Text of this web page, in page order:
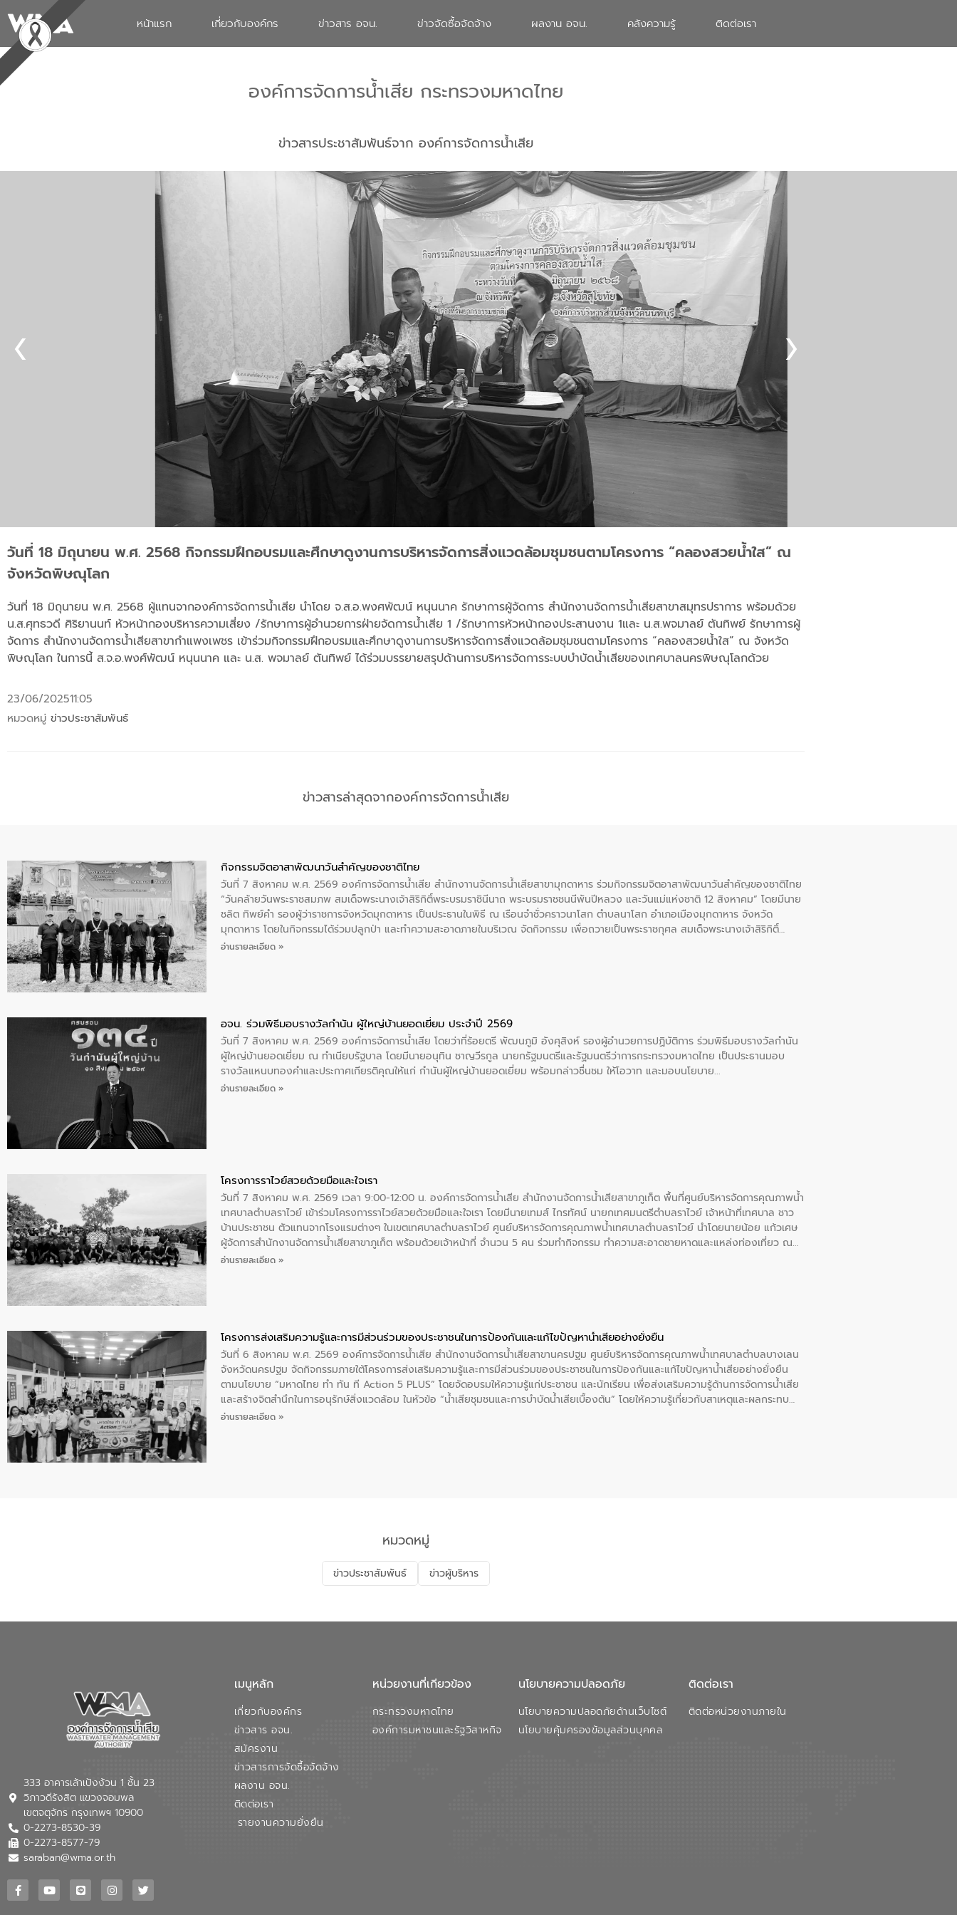
หน้าแรก เกี่ยวกับองค์กร ข่าวสาร อจน. ข่าวจัดซื้อจัดจ้าง ผลงาน อจน. คลังความรู้ ติดต่อเรา
องค์การจัดการน้ำเสีย กระทรวงมหาดไทย
ข่าวสารประชาสัมพันธ์จาก องค์การจัดการน้ำเสีย
วันที่ 18 มิถุนายน พ.ศ. 2568 กิจกรรมฝึกอบรมและศึกษาดูงานการบริหารจัดการสิ่งแวดล้อมชุมชนตามโครงการ “คลองสวยน้ำใส” ณ
จังหวัดพิษณุโลก
วันที่ 18 มิถุนายน พ.ศ. 2568 ผู้แทนจากองค์การจัดการน้ำเสีย นำโดย จ.ส.อ.พงศพัฒน์ หนุนนาค รักษาการผู้จัดการ สำนักงานจัดการน้ำเสียสาขาสมุทรปราการ พร้อมด้วย
น.ส.ศุทธวดี ศิริยานนท์ หัวหน้ากองบริหารความเสี่ยง /รักษาการผู้อำนวยการฝ่ายจัดการน้ำเสีย 1 /รักษาการหัวหน้ากองประสานงาน 1และ น.ส.พจมาลย์ ตันทิพย์ รักษาการผู้
จัดการ สำนักงานจัดการน้ำเสียสาขากำแพงเพชร เข้าร่วมกิจกรรมฝึกอบรมและศึกษาดูงานการบริหารจัดการสิ่งแวดล้อมชุมชนตามโครงการ “คลองสวยน้ำใส” ณ จังหวัด
พิษณุโลก ในการนี้ ส.จ.อ.พงศ์พัฒน์ หนุนนาค และ น.ส. พจมาลย์ ตันทิพย์ ได้ร่วมบรรยายสรุปด้านการบริหารจัดการระบบบำบัดน้ำเสียของเทศบาลนครพิษณุโลกด้วย
23/06/202511:05
หมวดหมู่ ข่าวประชาสัมพันธ์
ข่าวสารล่าสุดจากองค์การจัดการน้ำเสีย
กิจกรรมจิตอาสาพัฒนาวันสําคัญของชาติไทย
วันที่ 7 สิงหาคม พ.ศ. 2569 องค์การจัดการน้ำเสีย สำนักงาานจัดการน้ำเสียสาขามุกดาหาร ร่วมกิจกรรมจิตอาสาพัฒนาวันสําคัญของชาติไทย
“วันคล้ายวันพระราชสมภพ สมเด็จพระนางเจ้าสิริกิติ์พระบรมราชินีนาถ พระบรมราชชนนีพันปีหลวง และวันแม่แห่งชาติ 12 สิงหาคม” โดยมีนาย
ชลิต ทิพย์คำ รองผู้ว่าราชการจังหวัดมุกดาหาร เป็นประธานในพิธี ณ เรือนจําชั่วคราวนาโสก ตําบลนาโสก อําเภอเมืองมุกดาหาร จังหวัด
มุกดาหาร โดยในกิจกรรมได้ร่วมปลูกป่า และทําความสะอาดภายในบริเวณ จัดกิจกรรม เพื่อถวายเป็นพระราชกุศล สมเด็จพระนางเจ้าสิริกิติ์
พระบรมราชินีนาถ พระบรมราชชนนีพันปีหลวง พร้อมถวายสัจปฏิญาณ ทำความดีด้วยหัวใจ
อ่านรายละเอียด »
อจน. ร่วมพิธีมอบรางวัลกำนัน ผู้ใหญ่บ้านยอดเยี่ยม ประจำปี 2569
วันที่ 7 สิงหาคม พ.ศ. 2569 องค์การจัดการน้ำเสีย โดยว่าที่ร้อยตรี พัฒนภูมิ อังศุสิงห์ รองผู้อำนวยการปฏิบัติการ ร่วมพิธีมอบรางวัลกำนัน
ผู้ใหญ่บ้านยอดเยี่ยม ณ ทำเนียบรัฐบาล โดยมีนายอนุทิน ชาญวีรกูล นายกรัฐมนตรีและรัฐมนตรีว่าการกระทรวงมหาดไทย เป็นประธานมอบ
รางวัลแหนบทองคำและประกาศเกียรติคุณให้แก่ กำนันผู้ใหญ่บ้านยอดเยี่ยม พร้อมกล่าวชื่นชม ให้โอวาท และมอบนโยบาย
อ่านรายละเอียด »
โครงการราไวย์สวยด้วยมือและใจเรา
วันที่ 7 สิงหาคม พ.ศ. 2569 เวลา 9:00-12:00 น. องค์การจัดการน้ำเสีย สำนักงานจัดการน้ำเสียสาขาภูเก็ต พื้นที่ศูนย์บริหารจัดการคุณภาพน้ำ
เทศบาลตำบลราไวย์ เข้าร่วมโครงการราไวย์สวยด้วยมือและใจเรา โดยมีนายเทมส์ ไกรทัศน์ นายกเทศมนตรีตำบลราไวย์ เจ้าหน้าที่เทศบาล ชาว
บ้านประชาชน ตัวแทนจากโรงแรมต่างๆ ในเขตเทศบาลตำบลราไวย์ ศูนย์บริหารจัดการคุณภาพน้ำเทศบาลตำบลราไวย์ นำโดยนายน้อย แก้วเศษ
ผู้จัดการสำนักงานจัดการน้ำเสียสาขาภูเก็ต พร้อมด้วยเจ้าหน้าที่ จำนวน 5 คน ร่วมทำกิจกรรม ทำความสะอาดชายหาดและแหล่งท่องเที่ยว ณ
บริเวณแหลมพรหมเทพ หมู่ที่ 6 ตำบลราไวย์ อำเภอเมือง จังหวัดภูเก็ต
อ่านรายละเอียด »
โครงการส่งเสริมความรู้และการมีส่วนร่วมของประชาชนในการป้องกันและแก้ไขปัญหาน้ำเสียอย่างยั่งยืน
วันที่ 6 สิงหาคม พ.ศ. 2569 องค์การจัดการน้ำเสีย สำนักงานจัดการน้ำเสียสาขานครปฐม ศูนย์บริหารจัดการคุณภาพน้ำเทศบาลตำบลบางเลน
จังหวัดนครปฐม จัดกิจกรรมภายใต้โครงการส่งเสริมความรู้และการมีส่วนร่วมของประชาชนในการป้องกันและแก้ไขปัญหาน้ำเสียอย่างยั่งยืน
ตามนโยบาย “มหาดไทย ทำ ทัน ที Action 5 PLUS” โดยจัดอบรมให้ความรู้แก่ประชาชน และนักเรียน เพื่อส่งเสริมความรู้ด้านการจัดการน้ำเสีย
และสร้างจิตสำนึกในการอนุรักษ์สิ่งแวดล้อม ในหัวข้อ “น้ำเสียชุมชนและการบำบัดน้ำเสียเบื้องต้น” โดยให้ความรู้เกี่ยวกับสาเหตุและผลกระทบ
ของน้ำเสีย แนวทางการลดการเกิดน้ำเสียจากแหล่งกำเนิด การบำบัดน้ำเสียเบื้องต้นในครัวเรือน ณ เทศบาลตำบลบางเลน จังหวัดนครปฐม
อ่านรายละเอียด »
หมวดหมู่
ข่าวประชาสัมพันธ์ ข่าวผู้บริหาร
333 อาคารเล้าเป้งง้วน 1 ชั้น 23
วิภาวดีรังสิต แขวงจอมพล
เขตจตุจักร กรุงเทพฯ 10900
0-2273-8530-39
0-2273-8577-79
saraban@wma.or.th
เมนูหลัก
เกี่ยวกับองค์กร
ข่าวสาร อจน.
สมัครงาน
ข่าวสารการจัดซื้อจัดจ้าง
ผลงาน อจน.
ติดต่อเรา
รายงานความยั่งยืน
หน่วยงานที่เกียวข้อง
กระทรวงมหาดไทย
องค์การมหาชนและรัฐวิสาหกิจ
นโยบายความปลอดภัย
นโยบายความปลอดภัยด้านเว็บไซต์
นโยบายคุ้มครองข้อมูลส่วนบุคคล
ติดต่อเรา
ติดต่อหน่วยงานภายใน